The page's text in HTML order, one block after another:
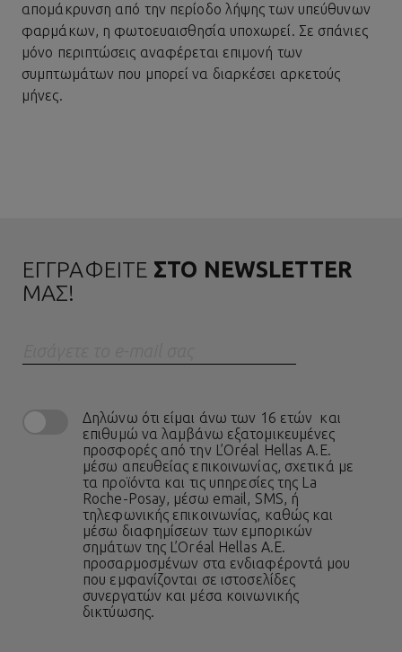
απομάκρυνση από την περίοδο λήψης των υπεύθυνων
φαρμάκων, η φωτοευαισθησία υποχωρεί. Σε σπάνιες
μόνο περιπτώσεις αναφέρεται επιμονή των
συμπτωμάτων που μπορεί να διαρκέσει αρκετούς
μήνες.
ΕΓΓΡΑΦΕΙΤΕ ΣΤΟ NEWSLETTER
ΜΑΣ!
Δηλώνω ότι είμαι άνω των 16 ετών και
επιθυμώ να λαμβάνω εξατομικευμένες
προσφορές από την L’Oréal Hellas A.E.
μέσω απευθείας επικοινωνίας, σχετικά με
τα προϊόντα και τις υπηρεσίες της La
Roche-Posay, μέσω email, SMS, ή
τηλεφωνικής επικοινωνίας, καθώς και
μέσω διαφημίσεων των εμπορικών
σημάτων της L’Oréal Hellas A.E.
προσαρμοσμένων στα ενδιαφέροντά μου
που εμφανίζονται σε ιστοσελίδες
συνεργατών και μέσα κοινωνικής
δικτύωσης.